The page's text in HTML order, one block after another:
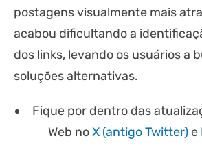
postagens visualmente mais
acabou dificultando a
dos links, levando os usuários a
soluções alternativas.
Fique por dentro das
Web noX (antigo Twitter) e